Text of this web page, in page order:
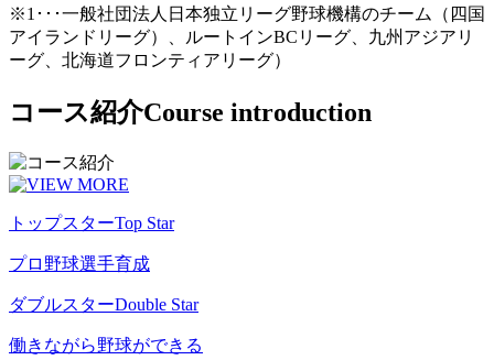
※1･･･一般社団法人日本独立リーグ野球機構のチーム（四国
アイランドリーグ）、ルートインBCリーグ、九州アジアリ
ーグ、北海道フロンティアリーグ）
コース紹介Course introduction
トップスターTop Star
プロ野球選手育成
ダブルスターDouble Star
働きながら野球ができる